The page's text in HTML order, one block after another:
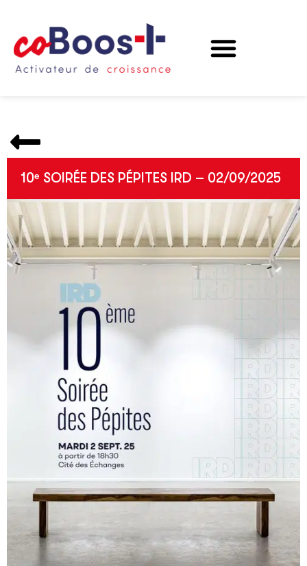
10ᵉ SOIRÉE DES PÉPITES IRD – 02/09/2025